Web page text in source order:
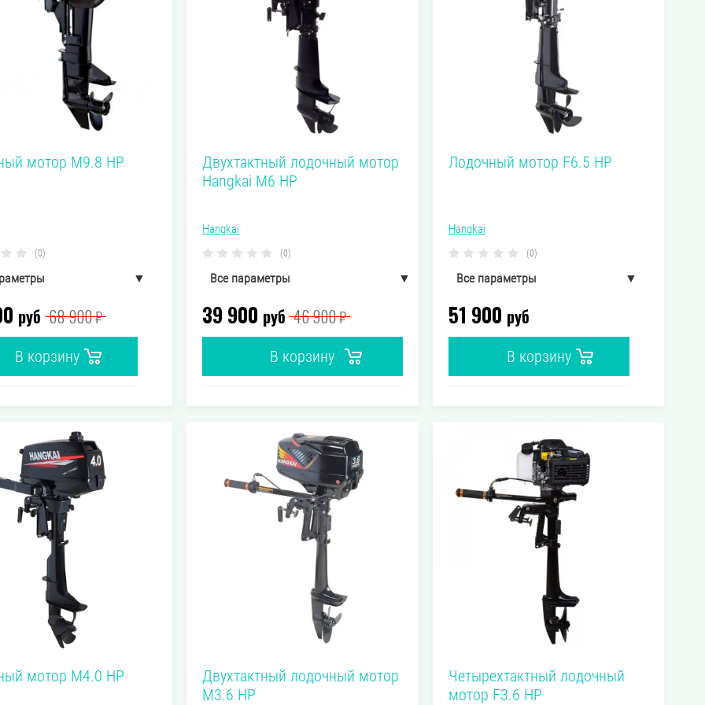
мотор M9.8 HP
(0)
▼
26 кг
Бензиновый
мотора
9.8 л.с.
руб 68 900₽
В корзину
Двухтактный лодочный мотор
Hangkai M6 HP
Hangkai
(0)
Все параметры ▼
Вес 20.74 кг
Бензиновый
лодочного мотора
6 л.с.
39 900 руб 46 900₽
В корзину
Лодочный мотор F6.5 HP
Hangkai
(0)
Все параметры ▼
Вес
Бензиновый
лодочного мотора
51 900 руб
В корзину
мотор M4.0 HP
Двухтактный лодочный мотор
M3.6 HP
Четырехтактный лодочный
мотор F3.6 HP